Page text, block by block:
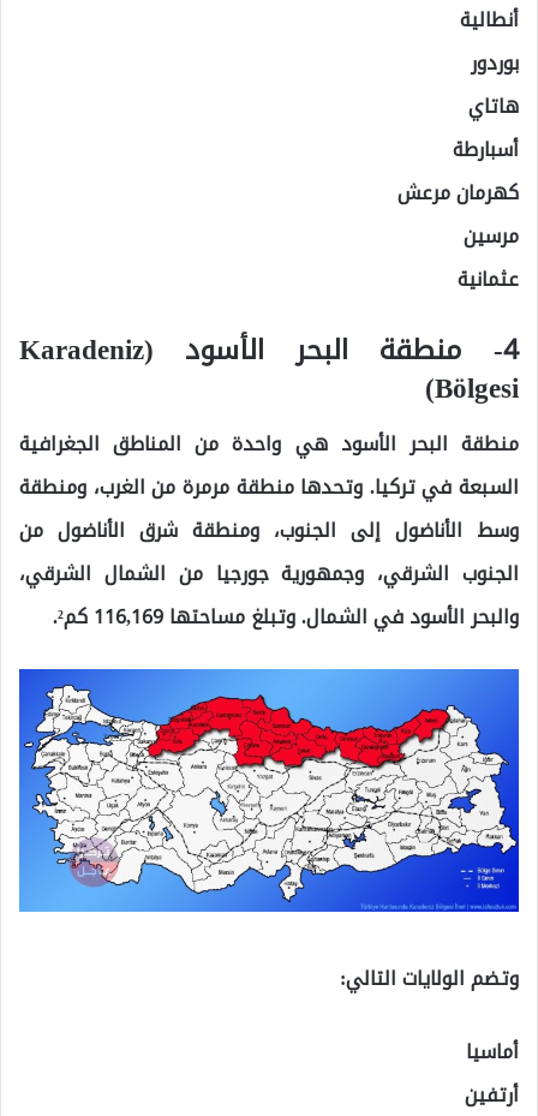
أنطالية
بوردور
هاتاي
أسبارطة
كهرمان مرعش
مرسين
عثمانية
4- منطقة البحر الأسود (Karadeniz
Bölgesi)
منطقة البحر الأسود هي واحدة من المناطق الجغرافية
السبعة في تركيا. وتحدها منطقة مرمرة من الغرب، ومنطقة
وسط الأناضول إلى الجنوب، ومنطقة شرق الأناضول من
الجنوب الشرقي، وجمهورية جورجيا من الشمال الشرقي،
والبحر الأسود في الشمال. وتبلغ مساحتها 116,169 كم².
وتضم الولايات التالي:
أماسيا
أرتفين